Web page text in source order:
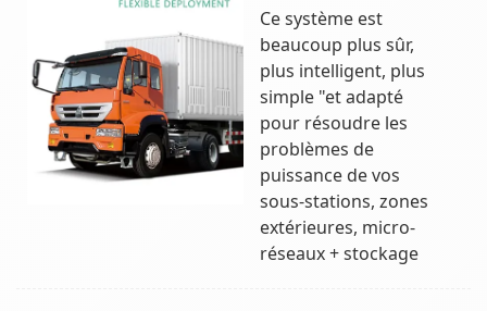
Ce système est
beaucoup plus sûr,
plus intelligent, plus
simple "et adapté
pour résoudre les
problèmes de
puissance de vos
sous-stations, zones
extérieures, micro-
réseaux + stockage